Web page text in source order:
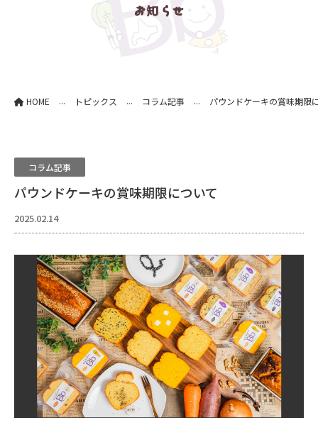
お知らせ
HOME ... トピックス ... コラム記事 ... パウンドケーキの賞味期限
コラム記事
パウンドケーキの賞味期限について
2025.02.14